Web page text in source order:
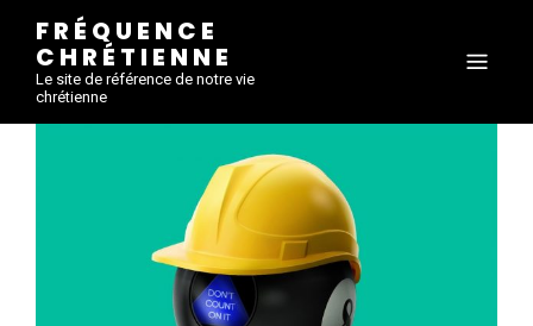
FRÉQUENCE
CHRÉTIENNE
Le site de référence de notre vie
chrétienne